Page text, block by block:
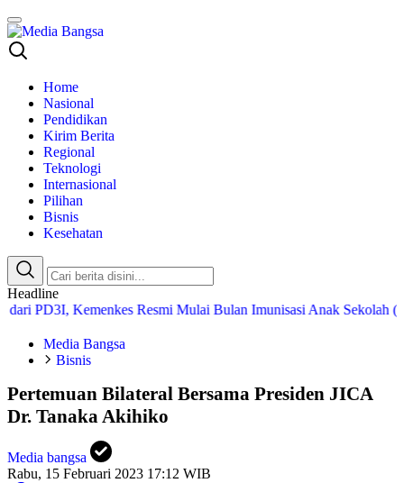
Media Bangsa
Portal Berita Nasional Terpercaya
Home
Nasional
Pendidikan
Kirim Berita
Regional
Teknologi
Internasional
Pilihan
Bisnis
Kesehatan
Headline
Kemenkes Resmi Mulai Bulan Imunisasi Anak Sekolah (BIAS)
Media Bangsa
Bisnis
Pertemuan Bilateral Bersama Presiden JICA
Dr. Tanaka Akihiko
Media bangsa
Rabu, 15 Februari 2023 17:12 WIB